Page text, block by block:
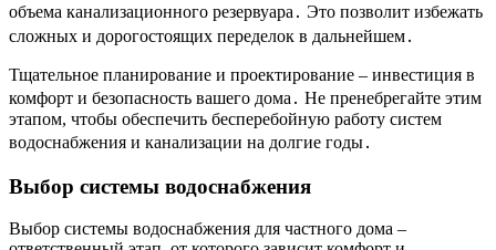
объема канализационного резервуара․ Это позволит избежать
сложных и дорогостоящих переделок в дальнейшем․
Тщательное планирование и проектирование – инвестиция в
комфорт и безопасность вашего дома․ Не пренебрегайте этим
этапом, чтобы обеспечить бесперебойную работу систем
водоснабжения и канализации на долгие годы․
Выбор системы водоснабжения
Выбор системы водоснабжения для частного дома –